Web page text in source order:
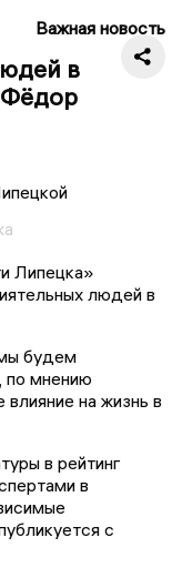
Важная новость
в
Липецка»
людей в
будем
по мнению
на жизнь в
в рейтинг
в
с